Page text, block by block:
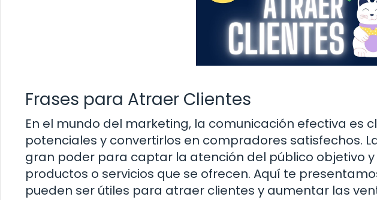
Frases para Atraer Clientes
En el mundo del marketing, la comunicación efectiva es
potenciales y convertirlos en compradores satisfechos.
gran poder para captar la atención del público objetivo
productos o servicios que se ofrecen. Aquí te
pueden ser útiles para atraer clientes y aumentar las